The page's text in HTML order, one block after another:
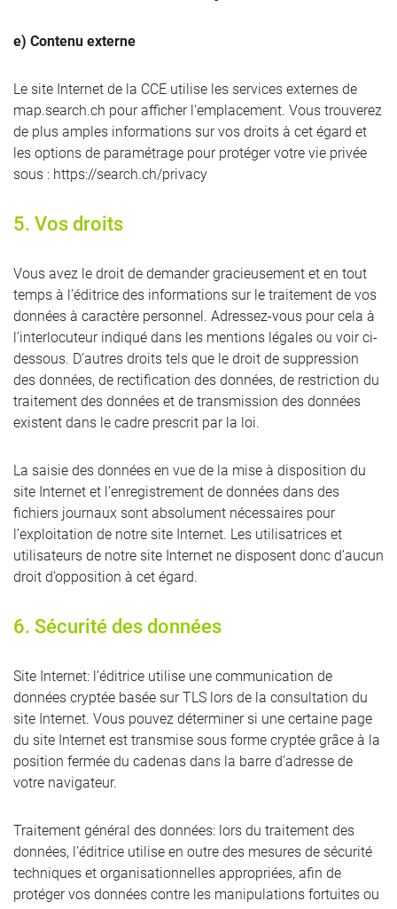
e) Contenu externe
Le site Internet de la CCE utilise les services externes de
map.search.ch pour afficher l'emplacement. Vous trouverez
de plus amples informations sur vos droits à cet égard et
les options de paramétrage pour protéger votre vie privée
sous : https://search.ch/privacy
5. Vos droits
Vous avez le droit de demander gracieusement et en tout
temps à l’éditrice des informations sur le traitement de vos
données à caractère personnel. Adressez-vous pour cela à
l’interlocuteur indiqué dans les mentions légales ou voir ci-
dessous. D’autres droits tels que le droit de suppression
des données, de rectification des données, de restriction du
traitement des données et de transmission des données
existent dans le cadre prescrit par la loi.
La saisie des données en vue de la mise à disposition du
site Internet et l’enregistrement de données dans des
fichiers journaux sont absolument nécessaires pour
l’exploitation de notre site Internet. Les utilisatrices et
utilisateurs de notre site Internet ne disposent donc d’aucun
droit d’opposition à cet égard.
6. Sécurité des données
Site Internet: l’éditrice utilise une communication de
données cryptée basée sur TLS lors de la consultation du
site Internet. Vous pouvez déterminer si une certaine page
du site Internet est transmise sous forme cryptée grâce à la
position fermée du cadenas dans la barre d’adresse de
votre navigateur.
Traitement général des données: lors du traitement des
données, l’éditrice utilise en outre des mesures de sécurité
techniques et organisationnelles appropriées, afin de
protéger vos données contre les manipulations fortuites ou